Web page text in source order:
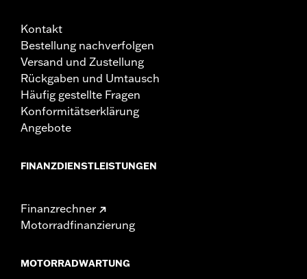
Kontakt
Bestellung nachverfolgen
Versand und Zustellung
Rückgaben und Umtausch
Häufig gestellte Fragen
Konformitätserklärung
Angebote
FINANZDIENSTLEISTUNGEN
Finanzrechner
Motorradfinanzierung
MOTORRADWARTUNG